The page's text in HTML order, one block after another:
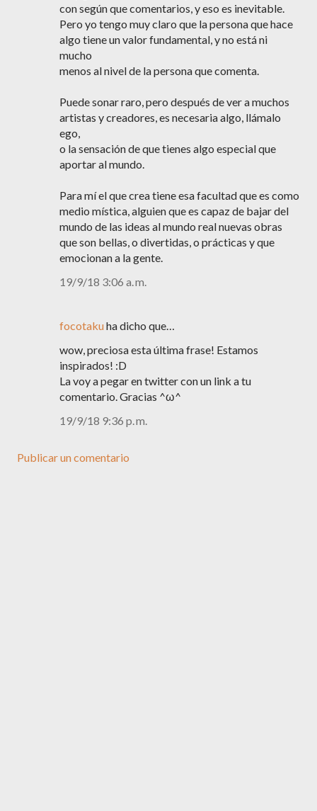
con según que comentarios, y eso es inevitable.
Pero yo tengo muy claro que la persona que hace
algo tiene un valor fundamental, y no está ni
mucho
menos al nivel de la persona que comenta.
Puede sonar raro, pero después de ver a muchos
artistas y creadores, es necesaria algo, llámalo
ego,
o la sensación de que tienes algo especial que
aportar al mundo.
Para mí el que crea tiene esa facultad que es como
medio mística, alguien que es capaz de bajar del
mundo de las ideas al mundo real nuevas obras
que son bellas, o divertidas, o prácticas y que
emocionan a la gente.
19/9/18 3:06 a. m.
focotakuha dicho que…
wow, preciosa esta última frase! Estamos
inspirados! :D
La voy a pegar en twitter con un link a tu
comentario. Gracias ^ω^
19/9/18 9:36 p. m.
Publicar un comentario